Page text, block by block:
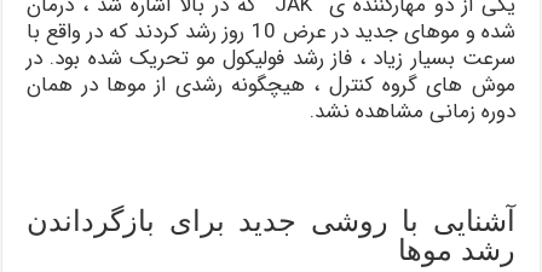
شده و موهای جدید در عرض 10 روز رشد کردند که در واقع با
سرعت بسیار زیاد ، فاز رشد فولیکول مو تحریک شده بود. در
موش های گروه کنترل ، هیچگونه رشدی از موها در همان
دوره زمانی مشاهده نشد.
آشنایی با روشی جدید برای بازگرداندن
رشد موها